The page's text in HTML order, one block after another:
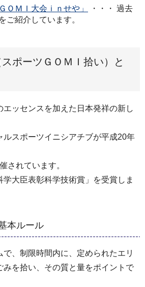
ＯＭＩ大会ｉｎせや」
・・・ 過去
ご紹介しています。
ポーツＧＯＭＩ拾い）と
エッセンスを加えた日本発祥の新し
ルスポーツイニシアチブが平成20年
されています。
大臣表彰科学技術賞」を受賞しま
本ルール
、制限時間内に、定められたエリ
みを拾い、その質と量をポイントで